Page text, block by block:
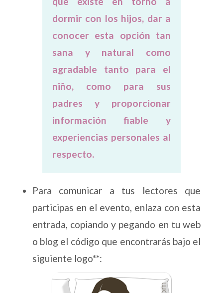
dormir con los hijos, dar a
conocer esta opción tan
sana y natural como
agradable tanto para el
niño, como para sus
padres y proporcionar
información fiable y
experiencias personales al
respecto.
Para comunicar a tus lectores que
participas en el evento, enlaza con esta
entrada, copiando y pegando en tu web
o blog el código que encontrarás bajo el
siguiente logo**: